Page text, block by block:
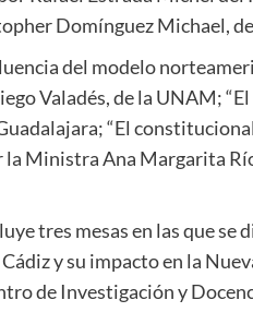
Domínguez Michael,
del modelo
Valadés, de la UNAM;
“El
la Ministra Ana Margarita
tres mesas en las que se
y su impacto en la
de Investigación y